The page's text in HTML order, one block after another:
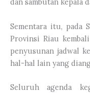
dan sambutan kepala
Sementara itu, pada
Provinsi Riau
penyusunan jadwal
hal-hal lain yang
Seluruh agenda